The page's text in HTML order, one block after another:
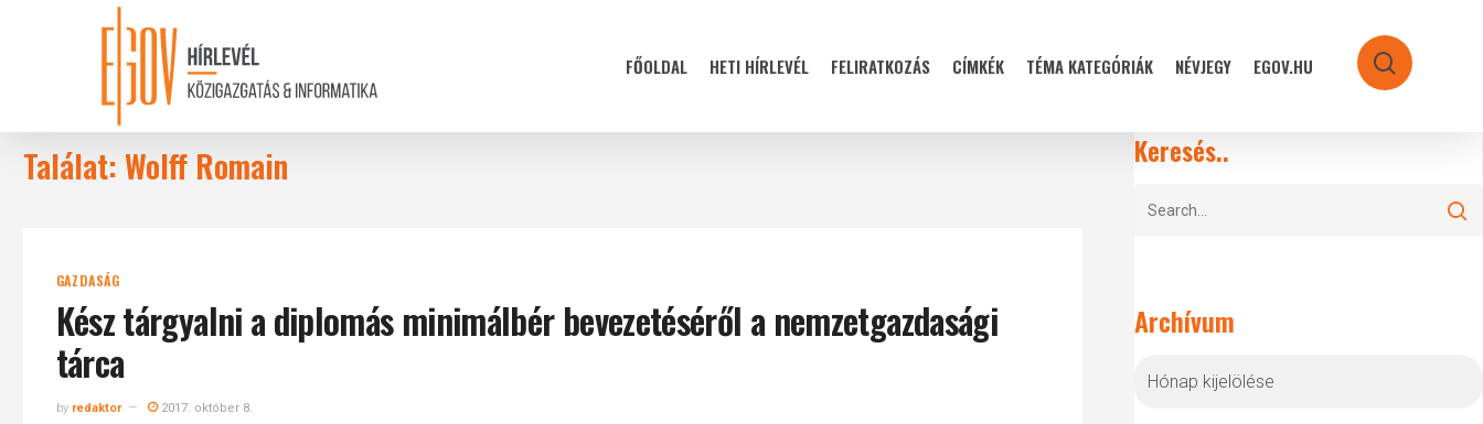
FŐOLDAL HETI HÍRLEVÉL FELIRATKOZÁS CÍMKÉK TÉMA KATEGÓRIÁK NÉVJEGY EGOV.HU search
Találat: Wolff Romain
GAZDASÁG
Kész tárgyalni a diplomás minimálbér bevezetéséről a nemzetgazdasági
tárca
by redaktor 2017. október 8.
Keresés..
Archívum